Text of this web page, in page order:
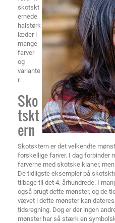
skotskt
ernede
halstørk
læder i
mange
farver
og
variante
r.
Sko
tskt
ern
Skotsktern er det velkendte
forskellige farver. I dag forbinder
farverne med skotske klaner,
De tidligste eksempler på
tilbage til det 4. århundrede. I
også brugt dette mønster, og de
vævet i dette mønster kan
tidsregning. Dog er der ingen
mønster har så stærk en